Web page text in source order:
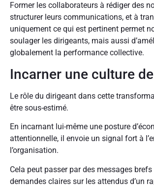
Former les collaborateurs à rédiger des
structurer leurs communications, et à
uniquement ce qui est pertinent permet
soulager les dirigeants, mais aussi
globalement la performance collective.
Incarner une culture
Le rôle du dirigeant dans cette
être sous-estimé.
En incarnant lui-même une posture
attentionnelle, il envoie un signal fort à
l’organisation.
Cela peut passer par des messages
demandes claires sur les attendus d’un